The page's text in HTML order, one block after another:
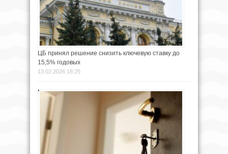
ЦБ принял решение снизить ключевую ставку до
15,5% годовых
13.02.2026 18:25